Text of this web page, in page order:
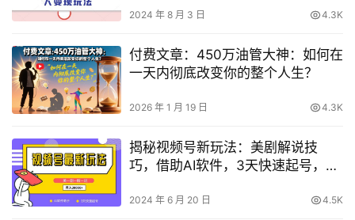
2024 年 8 月 3 日 4.3K
付费文章：450万油管大神：如何在
一天内彻底改变你的整个人生？
2026 年 1 月 19 日 4.3K
揭秘视频号新玩法：美剧解说技
巧，借助AI软件，3天快速起号，新
2024 年 6 月 20 日 4.5K